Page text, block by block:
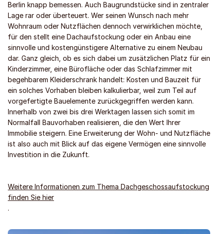
Berlin knapp bemessen. Auch Baugrundstücke sind in zentraler
Lage rar oder überteuert. Wer seinen Wunsch nach mehr
Wohnraum oder Nutzflächen dennoch verwirklichen möchte,
für den stellt eine Dachaufstockung oder ein Anbau eine
sinnvolle und kostengünstigere Alternative zu einem Neubau
dar. Ganz gleich, ob es sich dabei um zusätzlichen Platz für ein
Kinderzimmer, eine Bürofläche oder das Schlafzimmer mit
begehbarem Kleiderschrank handelt: Kosten und Bauzeit für
ein solches Vorhaben bleiben kalkulierbar, weil zum Teil auf
vorgefertigte Bauelemente zurückgegriffen werden kann.
Innerhalb von zwei bis drei Werktagen lassen sich somit im
Normalfall Bauvorhaben realisieren, die den Wert Ihrer
Immobilie steigern. Eine Erweiterung der Wohn- und Nutzfläche
ist also auch mit Blick auf das eigene Vermögen eine sinnvolle
Investition in die Zukunft.
Weitere Informationen zum Thema Dachgeschossaufstockung
finden Sie hier
.